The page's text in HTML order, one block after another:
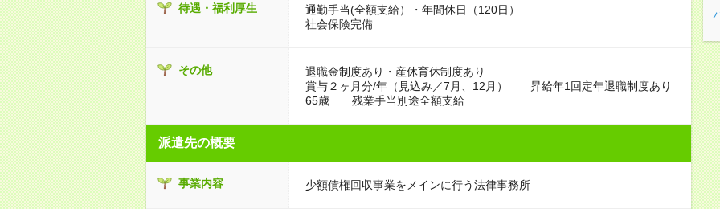
待遇・福利厚生
通勤手当(全額支給）・年間休日（120日）
社会保険完備
その他
退職金制度あり・産休育休制度あり
賞与２ヶ月分/年（見込み／7月、12月） 昇給年1回定年退職制度あり
65歳 残業手当別途全額支給
派遣先の概要
事業内容 少額債権回収事業をメインに行う法律事務所